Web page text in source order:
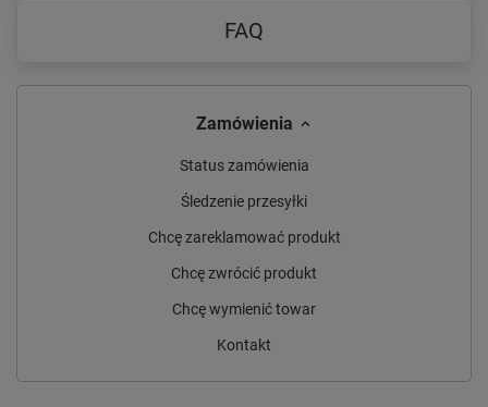
FAQ
Zamówienia
Status zamówienia
Śledzenie przesyłki
Chcę zareklamować produkt
Chcę zwrócić produkt
Chcę wymienić towar
Kontakt